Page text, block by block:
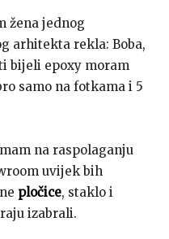
žena jednog
arhitekta rekla: Boba,
bijeli epoxy moram
samo na fotkama i 5
na raspolaganju
uvijek bih
pločice, staklo i
izabrali.